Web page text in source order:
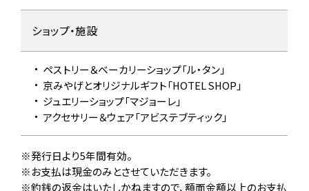
ショップ・施設
ペストリー＆ベーカリーショップ「ル・タン」
京みやげとオリジナルギフト「HOTEL SHOP」
ジュエリーショップ「マジョーレ」
アクセサリー＆ウェア「アビステブティック」
発行日より5年間有効。
お支払は現金のみとさせていただきます。
釣銭の返金はいたしかねますので、額面金額以上のお支払